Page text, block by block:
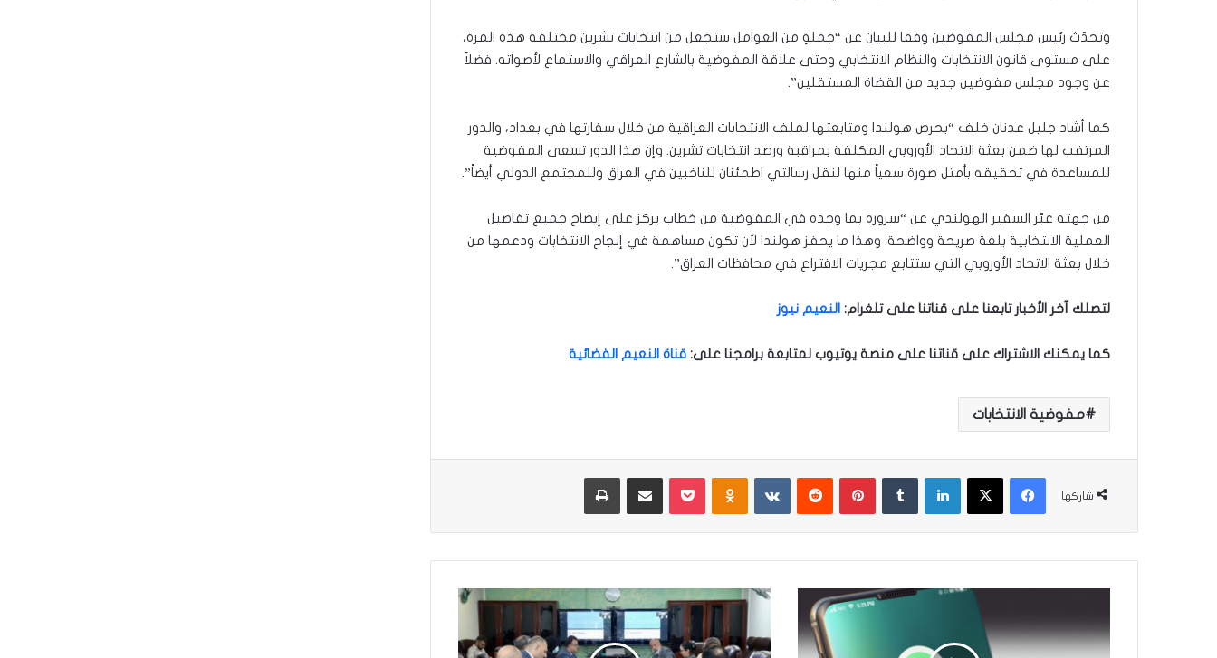
وتحدّث رئيس مجلس المفوضين وفقا للبيان عن “جملةٍ من العوامل ستجعل من انتخابات تشرين مختلفة هذه المرة،
على مستوى قانون الانتخابات والنظام الانتخابي وحتى علاقة المفوضية بالشارع العراقي والاستماع لأصواته. فضلاً
عن وجود مجلس مفوضين جديد من القضاة المستقلين”.
كما أشاد جليل عدنان خلف “بحرص هولندا ومتابعتها لملف الانتخابات العراقية من خلال سفارتها في بغداد، والدور
المرتقب لها ضمن بعثة الاتحاد الأوروبي المكلفة بمراقبة ورصد انتخابات تشرين. وإن هذا الدور تسعى المفوضية
للمساعدة في تحقيقه بأمثل صورة سعياً منها لنقل رسالتي اطمئنان للناخبين في العراق وللمجتمع الدولي أيضاً”.
من جهته عبّر السفير الهولندي عن “سروره بما وجده في المفوضية من خطاب يركز على إيضاح جميع تفاصيل
العملية الانتخابية بلغة صريحة وواضحة. وهذا ما يحفز هولندا لأن تكون مساهمة في إنجاح الانتخابات ودعمها من
خلال بعثة الاتحاد الأوروبي التي ستتابع مجريات الاقتراع في محافظات العراق”.
لتصلك آخر الأخبار تابعنا على قناتنا على تلغرام: النعيم نيوز
كما يمكنك الاشتراك على قناتنا على منصة يوتيوب لمتابعة برامجنا على: قناة النعيم الفضائية
مفوضية الانتخابات
شاركها
فيسبوك ‫X لينكدإن بينتيريست ‏VKontakte
ف
ت
'
ن
ف